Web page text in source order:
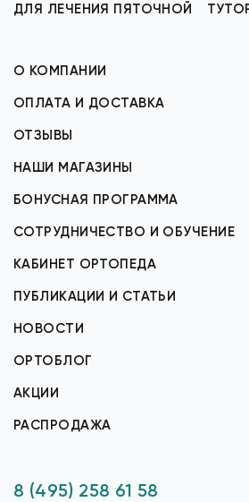
ДЛЯ ЛЕЧЕНИЯ ПЯТОЧНОЙ
О КОМПАНИИ
ОПЛАТА И ДОСТАВКА
ОТЗЫВЫ
НАШИ МАГАЗИНЫ
БОНУСНАЯ ПРОГРАММА
СОТРУДНИЧЕСТВО И ОБУЧЕНИЕ
КАБИНЕТ ОРТОПЕДА
ПУБЛИКАЦИИ И СТАТЬИ
НОВОСТИ
ОРТОБЛОГ
АКЦИИ
РАСПРОДАЖА
8 (495) 258 61 58